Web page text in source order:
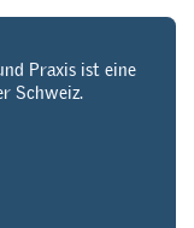
Praxis ist eine
Schweiz.